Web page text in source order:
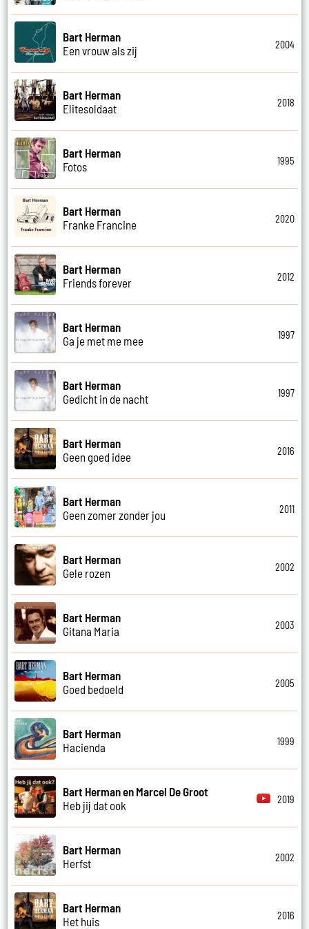
Bart Herman
Een vrouw als zij
2004
Bart Herman
Elitesoldaat
2018
Bart Herman
Fotos
1995
Bart Herman
Franke Francine
2020
Bart Herman
Friends forever
2012
Bart Herman
Ga je met me mee
1997
Bart Herman
Gedicht in de nacht
1997
Bart Herman
Geen goed idee
2016
Bart Herman
Geen zomer zonder jou
2011
Bart Herman
Gele rozen
2002
Bart Herman
Gitana Maria
2003
Bart Herman
Goed bedoeld
2005
Bart Herman
Hacienda
1999
Bart Herman en Marcel De Groot
Heb jij dat ook
2019
Bart Herman
Herfst
2002
Bart Herman
Het huis
2016